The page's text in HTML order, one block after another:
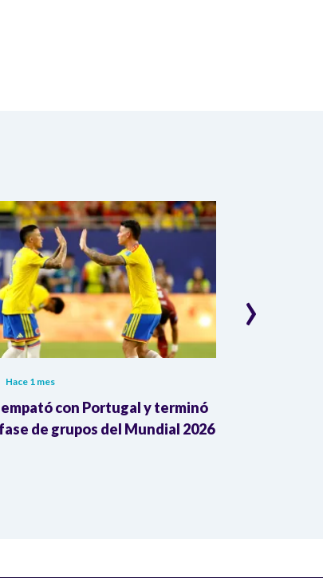
Hace 1 mes
con Portugal y terminó
de grupos del Mundial 2026
›